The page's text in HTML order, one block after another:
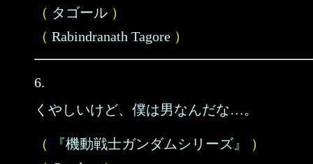
（ タゴール ）
（ Rabindranath Tagore ）
6.
くやしいけど、僕は男なんだな…。
（ 『機動戦士ガンダムシリーズ』
）